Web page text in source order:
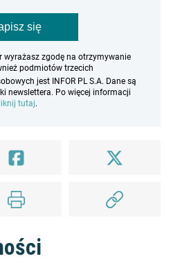
się
wyrażasz zgodę na otrzymywanie
podmiotów trzecich
jest INFOR PL S.A. Dane są
newslettera. Po więcej informacji
tutaj.